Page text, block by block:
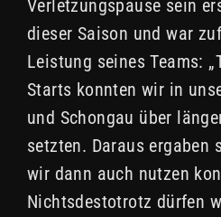
Verletzungspause sein
dieser Saison und war
Leistung seines Teams:
Starts konnten wir in
und Schongau über
setzten. Daraus ergaben
wir dann auch nutzen
Nichtsdestotrotz dürfen